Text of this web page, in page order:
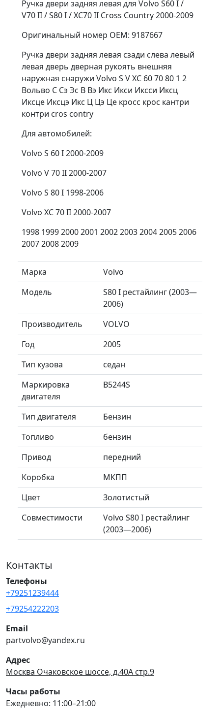
Ручка двери задняя левая для Volvo S60 I /
V70 II / S80 I / XC70 II Cross Country 2000-2009
Оригинальный номер OEM: 9187667
Ручка двери задняя левая сзади слева левый
левая дверь дверная рукоять внешняя
наружная снаружи Volvo S V XC 60 70 80 1 2
Вольво С Сэ Эс В Вэ Икс Икси Иксси Иксц
Иксце Иксцэ Икс Ц Цэ Це кросс крос кантри
контри cros contry
Для автомобилей:
Volvo S 60 I 2000-2009
Volvo V 70 II 2000-2007
Volvo S 80 I 1998-2006
Volvo XC 70 II 2000-2007
1998 1999 2000 2001 2002 2003 2004 2005 2006
2007 2008 2009
Марка
Volvo
Модель
S80 I рестайлинг (2003—
2006)
Производитель
VOLVO
Год
2005
Тип кузова
седан
Маркировка
двигателя
B5244S
Тип двигателя
Бензин
Топливо
бензин
Привод
передний
Коробка
МКПП
Цвет
Золотистый
Совместимости
Volvo S80 I рестайлинг
(2003—2006)
Контакты
Телефоны
+79251239444
+79254222203
Email
partvolvo@yandex.ru
Адрес
Москва Очаковское шоссе, д.40А стр.9
Часы работы
Ежедневно: 11:00–21:00